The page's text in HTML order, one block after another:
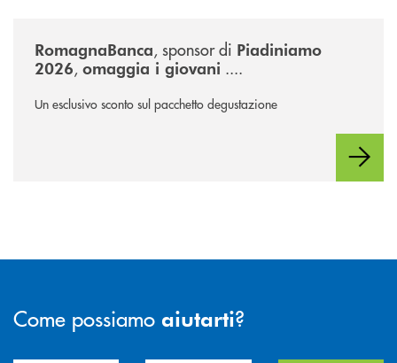
RomagnaBanca, sponsor di Piadiniamo
2026, omaggia i giovani ....
Un esclusivo sconto sul pacchetto degustazione
Come possiamo aiutarti?